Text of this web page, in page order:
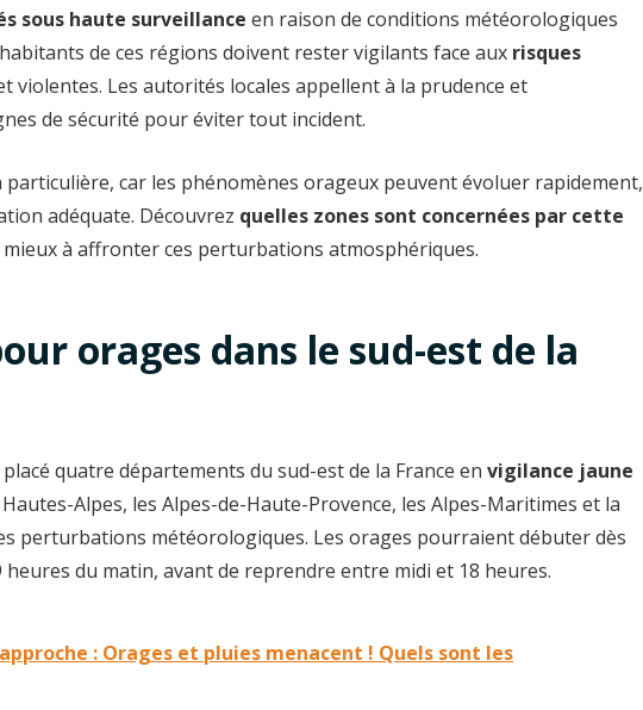
sous haute surveillance en raison de conditions météorologiques
de ces régions doivent rester vigilants face aux risques
violentes. Les autorités locales appellent à la prudence et
de sécurité pour éviter tout incident.
car les phénomènes orageux peuvent évoluer rapidement,
adéquate. Découvrez quelles zones sont concernées par cette
à affronter ces perturbations atmosphériques.
orages dans le sud-est de la
quatre départements du sud-est de la France en vigilance jaune
Hautes-Alpes, les Alpes-de-Haute-Provence, les Alpes-Maritimes et la
perturbations météorologiques. Les orages pourraient débuter dès
du matin, avant de reprendre entre midi et 18 heures.
: Orages et pluies menacent ! Quels sont les